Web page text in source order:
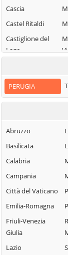
Cascia
Castel Ritaldi
Castiglione del
Lago
Spoleto
Citerna
Deruta
Fossato di Vico
Fratta Todina
PERUGIA
Abruzzo
Basilicata
Calabria
Campania
Città del Vaticano
Emilia-Romagna
Friuli-Venezia
Giulia
Lazio